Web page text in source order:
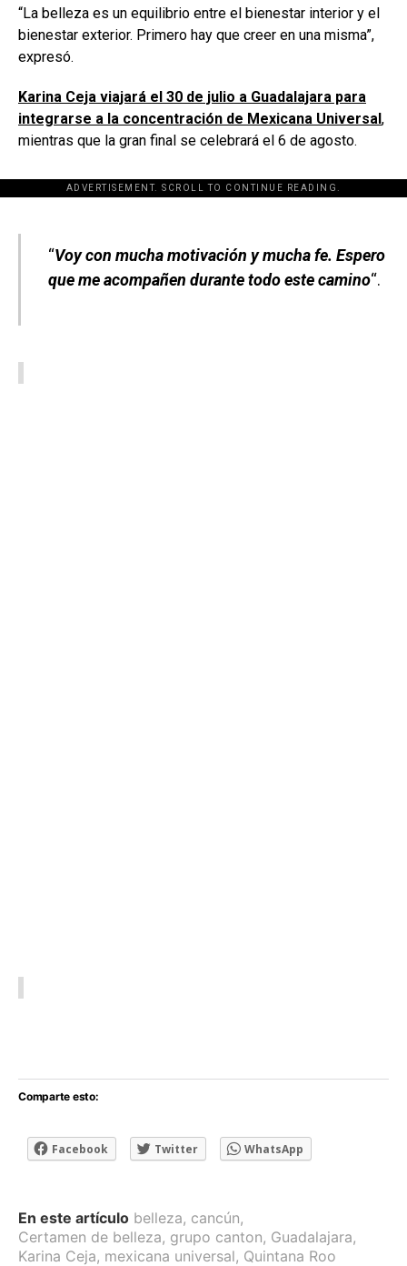
“La belleza es un equilibrio entre el bienestar interior y el
bienestar exterior. Primero hay que creer en una misma”,
expresó.
Karina Ceja viajará el 30 de julio a Guadalajara para
integrarse a la concentración de Mexicana Universal,
mientras que la gran final se celebrará el 6 de agosto.
ADVERTISEMENT. SCROLL TO CONTINUE READING.
[adsforwp id="243463"]
“Voy con mucha motivación y mucha fe. Espero
que me acompañen durante todo este camino“.
Comparte esto:
Facebook Twitter WhatsApp
En este artículo belleza, cancún,
Certamen de belleza, grupo canton, Guadalajara,
Karina Ceja, mexicana universal, Quintana Roo